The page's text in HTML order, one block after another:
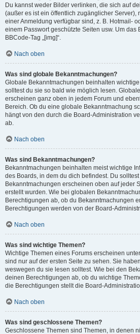
Du kannst weder Bilder verlinken, die sich auf
(außer es ist ein öffentlich zugänglicher Server),
einer Anmeldung verfügbar sind, z. B. Hotmail-
einem Passwort geschützte Seiten usw. Um
BBCode-Tag „[img]“.
Nach oben
Was sind globale Bekanntmachungen?
Globale Bekanntmachungen beinhalten
solltest du sie so bald wie möglich lesen.
erscheinen ganz oben in jedem Forum und
Bereich. Ob du eine globale Bekanntmachung
hängt von den durch die Board-Administration
ab.
Nach oben
Was sind Bekanntmachungen?
Bekanntmachungen beinhalten meist wichtige
des Boards, in dem du dich befindest. Du
Bekanntmachungen erscheinen oben auf jeder
erstellt wurden. Wie bei globalen
Berechtigungen ab, ob du Bekanntmachungen
Berechtigungen werden von der Board-
Nach oben
Was sind wichtige Themen?
Wichtige Themen eines Forums erscheinen
sind nur auf der ersten Seite zu sehen. Sie
weswegen du sie lesen solltest. Wie bei den
deinen Berechtigungen ab, ob du wichtige
die Berechtigungen stellt die Board-
Nach oben
Was sind geschlossene Themen?
Geschlossene Themen sind Themen, in denen